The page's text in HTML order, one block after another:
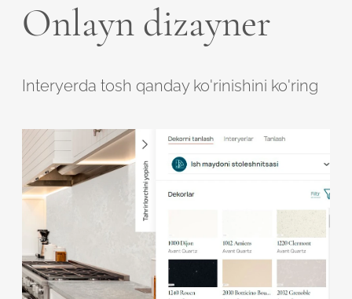
Onlayn dizayner
Interyerda tosh qanday ko'rinishini ko'ring